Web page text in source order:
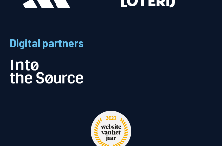
Digital partners